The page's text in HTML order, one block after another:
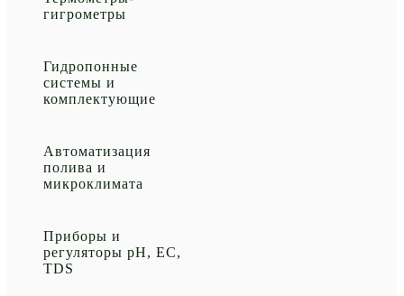
гигрометры
Гидропонные
системы и
комплектующие
Автоматизация
полива и
микроклимата
Приборы и
регуляторы рН, EC,
TDS